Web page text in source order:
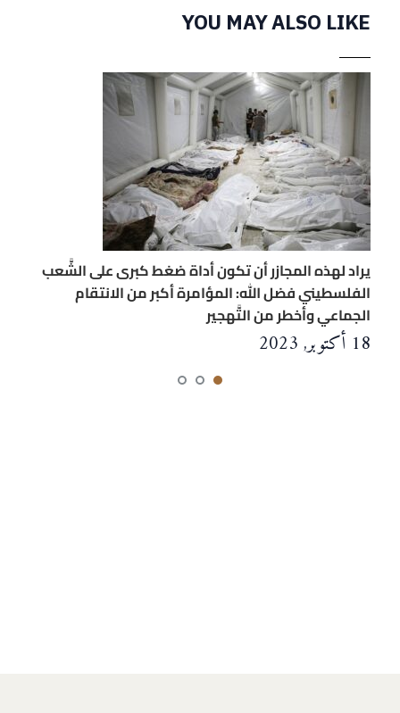
YOU MAY ALSO LIKE
يراد لهذه المجازر أن تكون أداة ضغط كبرى على الشَّعب
الفلسطيني فضل الله: المؤامرة أكبر من الانتقام
الجماعي وأخطر من التَّهجير
18 أكتوبر, 2023